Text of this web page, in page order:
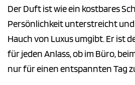
Der Duft ist wie ein kostbares
Persönlichkeit unterstreicht
Hauch von Luxus umgibt. Er ist
für jeden Anlass, ob im Büro,
nur für einen entspannten Tag